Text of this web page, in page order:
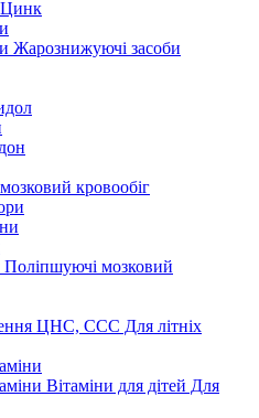
Цинк
Жарознижуючі засоби
кровообіг
мозковий
ЦНС, ССС Для літніх
Вітаміни для дітей Для